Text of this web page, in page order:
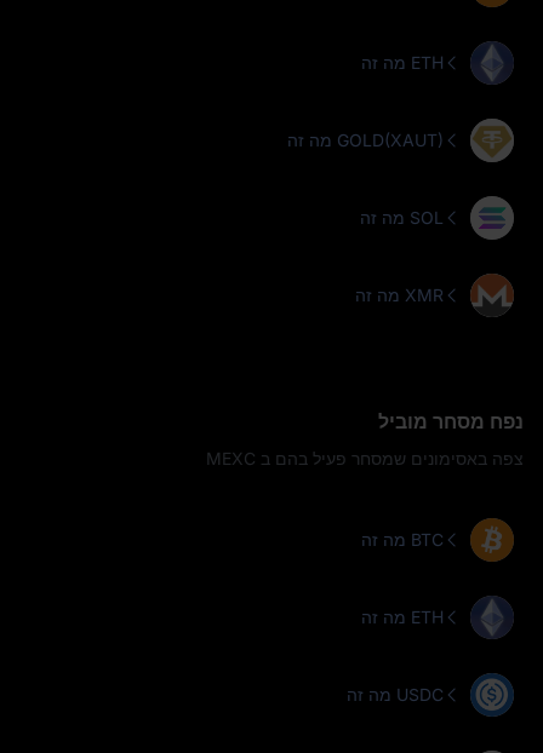
מה זה ETH
מה זה GOLD(XAUT)
מה זה SOL
מה זה XMR
נפח מסחר מוביל
צפה באסימונים שמסחר פעיל בהם ב MEXC
מה זה BTC
מה זה ETH
מה זה USDC